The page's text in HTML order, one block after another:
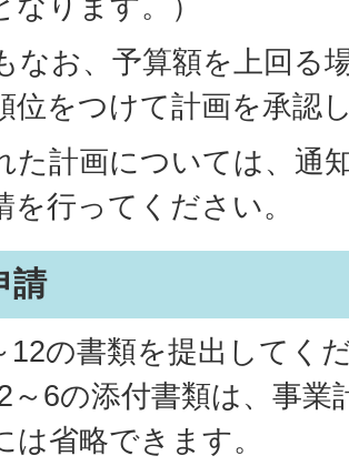
なお、予算額を上回る
位をつけて計画を承認
た計画については、通
を行ってください。
請
12の書類を提出してく
～6の添付書類は、事業
は省略できます。